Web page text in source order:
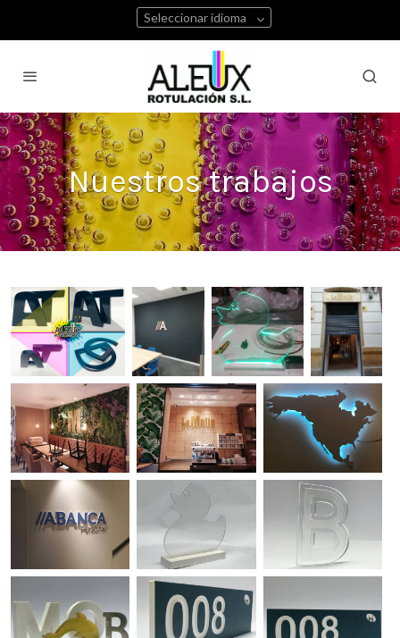
Seleccionar idioma
Nuestros trabajos